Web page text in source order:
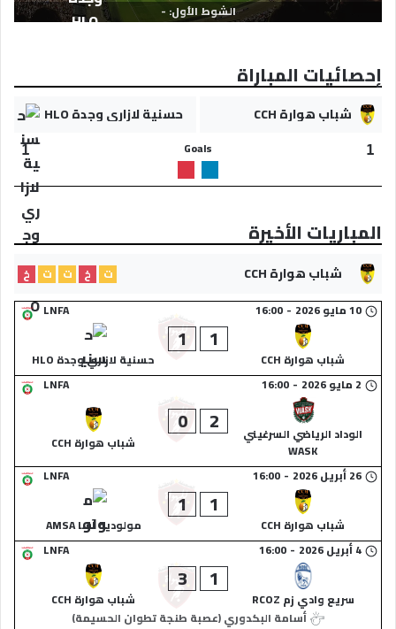
الشوط الأول: -
إحصائيات المباراة
شباب هوارة CCH حسنية لازاري وجدة HLO
1
Goals
1
المباريات الأخيرة
شباب هوارة CCH ت خ ت ت
خ
LNFA
10 مايو 2026 -
16:00
شباب هوارة CCH
1
1
حسنية لازاري وجدة HLO
LNFA
2 مايو 2026 -
16:00
الوداد الرياضي السرغيني
WASK
2
0
شباب هوارة CCH
LNFA
26 أبريل 2026 -
16:00
شباب هوارة CCH
1
1
مولودية آسا AMSA
LNFA
4 أبريل 2026 -
16:00
سريع وادي زم RCOZ
1
3
شباب هوارة CCH
أسامة البكدوري (عصبة طنجة تطوان الحسيمة)